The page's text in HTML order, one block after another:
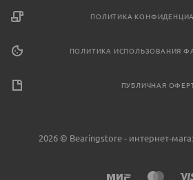
ПОЛИТИКА
ПОЛИТИКА ИСПОЛЬЗОВАНИЯ
ПУБЛИЧНАЯ
2026 © Bearingstore - интернет-